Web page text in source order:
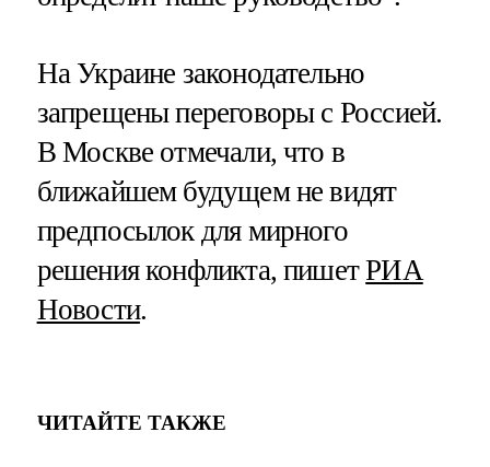
На Украине законодательно
запрещены переговоры с Россией.
В Москве отмечали, что в
ближайшем будущем не видят
предпосылок для мирного
решения конфликта, пишетРИА
Новости.
ЧИТАЙТЕ ТАКЖЕ